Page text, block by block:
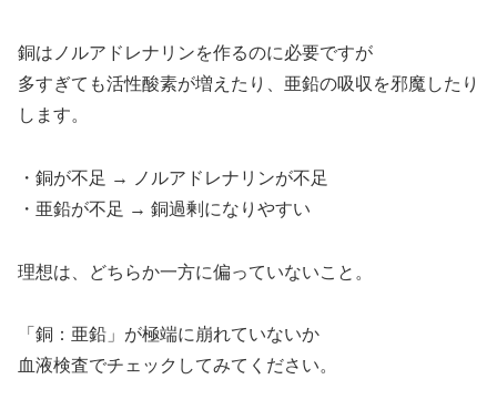
銅はノルアドレナリンを作るのに必要ですが
多すぎても活性酸素が増えたり、亜鉛の吸収を邪魔したり
します。
・銅が不足 → ノルアドレナリンが不足
・亜鉛が不足 → 銅過剰になりやすい
理想は、どちらか一方に偏っていないこと。
「銅：亜鉛」が極端に崩れていないか
血液検査でチェックしてみてください。